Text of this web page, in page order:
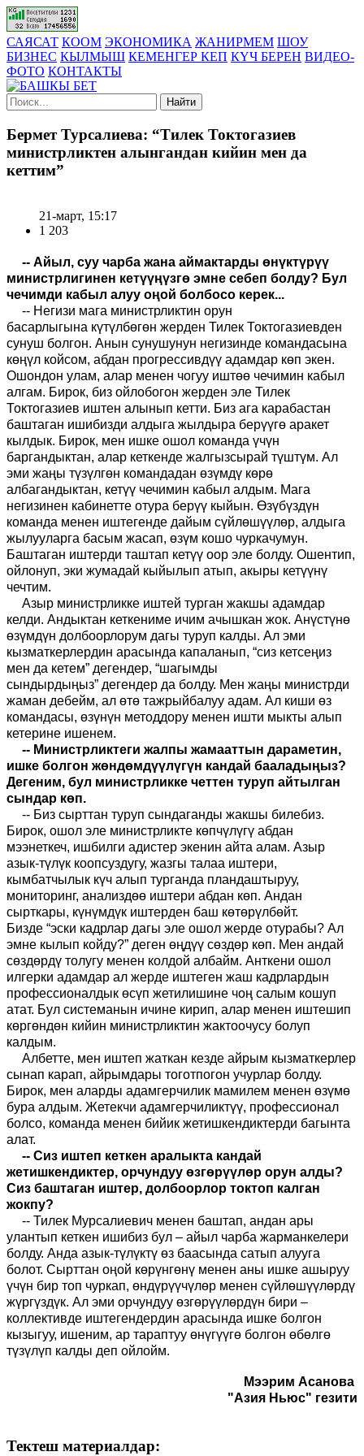
САЯСАТ КООМ ЭКОНОМИКА ЖАНИРМЕМ ШОУ
БИЗНЕС КЫЛМЫШ КЕМЕНГЕР КЕП КҮЧ БЕРЕН ВИДЕО-
ФОТО КОНТАКТЫ
Найти
Бермет Турсалиева: “Тилек Токтогазиев
министрликтен алынгандан кийин мен да
кеттим”
21-март, 15:17
1 203
--Айыл, суу чарба жана аймактарды өнүктүрүү
министрлигинен кетүүңүзгө эмне себеп болду? Бул
чечимди кабыл алуу оңой болбосо керек...
-- Негизи мага министрликтин орун
басарлыгына күтүлбөгөн жерден Тилек Токтогазиевден
сунуш болгон. Анын сунушунун негизинде командасына
көңүл койсом, абдан прогрессивдүү адамдар көп экен.
Ошондон улам, алар менен чогуу иштөө чечимин кабыл
алгам. Бирок, биз ойлобогон жерден эле Тилек
Токтогазиев иштен алынып кетти. Биз ага карабастан
баштаган ишибизди алдыга жылдыра берүүгө аракет
кылдык. Бирок, мен ишке ошол команда үчүн
баргандыктан, алар кеткенде жалгызсырай түштүм. Ал
эми жаңы түзүлгөн командадан өзүмдү көрө
албагандыктан, кетүү чечимин кабыл алдым. Мага
негизинен кабинетте отура берүү кыйын. Өзүбүздүн
команда менен иштегенде дайым сүйлөшүүлөр, алдыга
жылууларга басым жасап, өзүм кошо чуркачумун.
Баштаган иштерди таштап кетүү оор эле болду. Ошентип,
ойлонуп, эки жумадай кыйылып атып, акыры кетүүнү
чечтим.
Азыр министрликке иштей турган жакшы адамдар
келди. Андыктан кеткениме ичим ачышкан жок. Анүстүнө
өзүмдүн долбоорлорум дагы туруп калды. Ал эми
кызматкерлердин арасында капаланып, “сиз кетсеңиз
мен да кетем” дегендер, “шагымды
сындырдыңыз” дегендер да болду. Мен жаңы министрди
жаман дебейм, ал өтө тажрыйбалуу адам. Ал киши өз
командасы, өзүнүн методдору менен ишти мыкты алып
кетерине ишенем.
-- Министрликтеги жалпы жамааттын дараметин,
ишке болгон жөндөмдүүлүгүн кандай бааладыңыз?
Дегеним, бул министрликке четтен туруп айтылган
сындар көп.
-- Биз сырттан туруп сындаганды жакшы билебиз.
Бирок, ошол эле министрликте көпчүлүгү абдан
мээнеткеч, ишбилги адистер экенин айта алам. Азыр
азык-түлүк коопсуздугу, жазгы талаа иштери,
кымбатчылык күч алып турганда пландаштыруу,
мониторинг, анализдөө иштери абдан көп. Андан
сырткары, күнүмдүк иштерден баш көтөрүлбөйт.
Бизде “эски кадрлар дагы эле ошол жерде отурабы? Ал
эмне кылып койду?” деген өңдүү сөздөр көп. Мен андай
сөздөрдү толугу менен колдой албайм. Анткени ошол
илгерки адамдар ал жерде иштеген жаш кадрлардын
профессионалдык өсүп жетилишине чоң салым кошуп
атат. Бул системанын ичине кирип, алар менен иштешип
көргөндөн кийин министрликтин жактоочусу болуп
калдым.
Албетте, мен иштеп жаткан кезде айрым кызматкерлер
сынап карап, айрымдары тоготпогон учурлар болду.
Бирок, мен аларды адамгерчилик мамилем менен өзүмө
бура алдым. Жетекчи адамгерчиликтүү, профессионал
болсо, команда менен бийик жетишкендиктерди багынта
алат.
-- Сиз иштеп кеткен аралыкта кандай
жетишкендиктер, орчундуу өзгөрүүлөр орун алды?
Сиз баштаган иштер, долбоорлор токтоп калган
жокпу?
-- Тилек Мурсалиевич менен баштап, андан ары
улантып кеткен ишибиз бул – айыл чарба жарманкелери
болду. Анда азык-түлүктү өз баасында сатып алууга
болот. Сырттан оңой көрүнгөнү менен аны ишке ашыруу
үчүн бир топ чуркап, өндүрүүчүлөр менен сүйлөшүүлөрдү
жүргүздүк. Ал эми орчундуу өзгөрүүлөрдүн бири –
коллективде иштегендердин арасында ишке болгон
кызыгуу, ишеним, ар тараптуу өнүгүүгө болгон өбөлгө
түзүлүп калды деп ойлойм.
Мээрим Асанова
"Азия Ньюс" гезити
Тектеш материалдар: